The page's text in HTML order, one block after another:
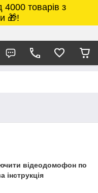
товарів з
🎁!
відеодомофон по
інструкція